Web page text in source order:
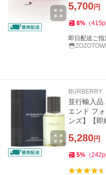
5,700円
8% （415
即日配送ご
BURBERRY
並行輸入品
エンド フ
ンズ】【即
5,280円
5% （242